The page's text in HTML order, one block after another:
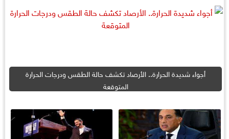
أجواء شديدة الحرارة.. الأرصاد تكشف حالة الطقس ودرجات الحرارة
المتوقعة